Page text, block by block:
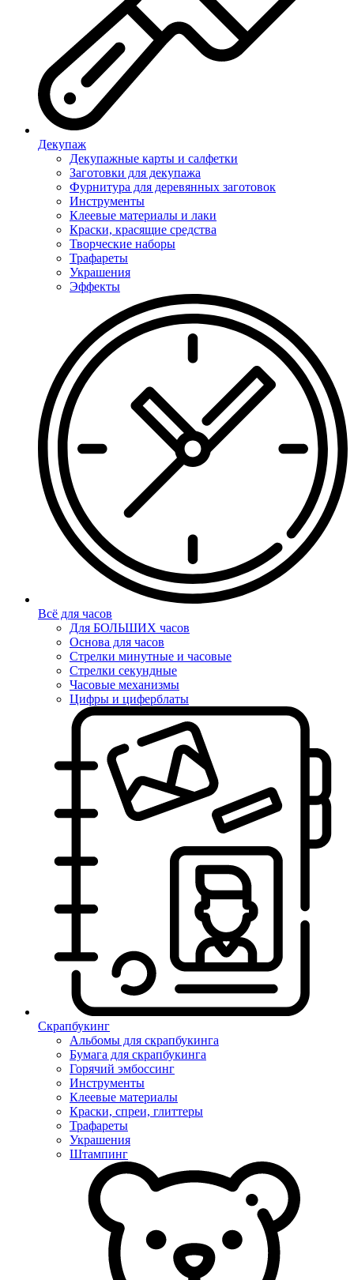
Декупаж
Декупажные карты и салфетки
Заготовки для декупажа
Фурнитура для деревянных заготовок
Инструменты
Клеевые материалы и лаки
Краски, красящие средства
Творческие наборы
Трафареты
Украшения
Эффекты
Всё для часов
Для БОЛЬШИХ часов
Основа для часов
Стрелки минутные и часовые
Стрелки секундные
Часовые механизмы
Цифры и циферблаты
Скрапбукинг
Альбомы для скрапбукинга
Бумага для скрапбукинга
Горячий эмбоссинг
Инструменты
Клеевые материалы
Краски, спреи, глиттеры
Трафареты
Украшения
Штампинг